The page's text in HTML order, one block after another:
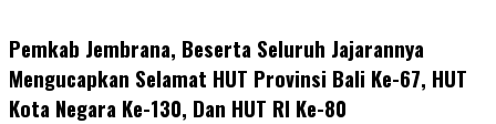
Pemkab Jembrana, Beserta Seluruh Jajarannya
Mengucapkan Selamat HUT Provinsi Bali Ke-67, HUT
Kota Negara Ke-130, Dan HUT RI Ke-80